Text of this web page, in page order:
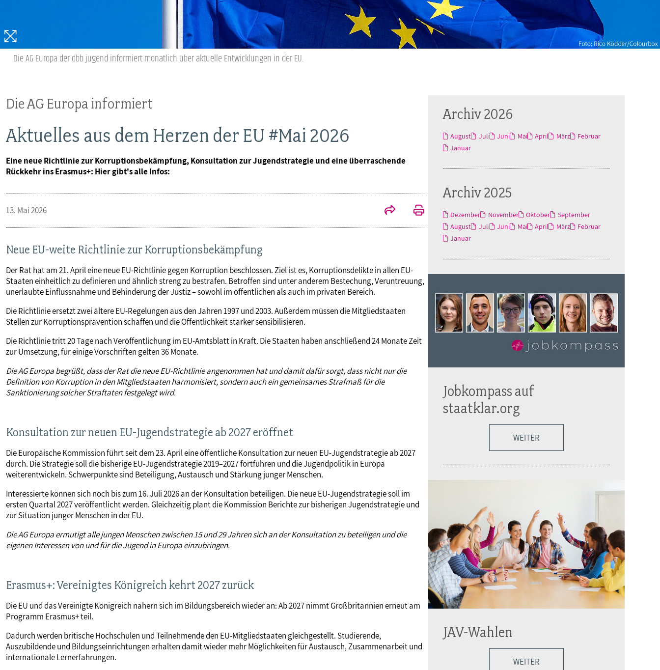
Landesjugendbünde
Ideencampus
Parlamentarisches Sommerfest
MITGLIEDSCHAFT & SERVICE
Akademie
Verlag
Die AG Europa der dbb jugend informiert monatlich über aktuelle Entwicklungen in der EU.
Die AG Europa informiert
Aktuelles aus dem Herzen der EU #Mai 2026
Eine neue Richtlinie zur Korruptionsbekämpfung, Konsultation zur Jugendstrategie und eine überraschende
Rückkehr ins Erasmus+: Hier gibt's alle Infos:
13. Mai 2026
Neue EU-weite Richtlinie zur Korruptionsbekämpfung
Der Rat hat am 21. April eine neue EU-Richtlinie gegen Korruption beschlossen. Ziel ist es, Korruptionsdelikte in allen EU-
Staaten einheitlich zu definieren und ähnlich streng zu bestrafen. Betroffen sind unter anderem Bestechung, Veruntreuung,
unerlaubte Einflussnahme und Behinderung der Justiz – sowohl im öffentlichen als auch im privaten Bereich.
Die Richtlinie ersetzt zwei ältere EU-Regelungen aus den Jahren 1997 und 2003. Außerdem müssen die Mitgliedstaaten
Stellen zur Korruptionsprävention schaffen und die Öffentlichkeit stärker sensibilisieren.
Die Richtlinie tritt 20 Tage nach Veröffentlichung im EU-Amtsblatt in Kraft. Die Staaten haben anschließend 24 Monate Zeit
zur Umsetzung, für einige Vorschriften gelten 36 Monate.
Die AG Europa begrüßt, dass der Rat die neue EU-Richtlinie angenommen hat und damit dafür sorgt, dass nicht nur die
Definition von Korruption in den Mitgliedstaaten harmonisiert, sondern auch ein gemeinsames Strafmaß für die
Sanktionierung solcher Straftaten festgelegt wird.
Konsultation zur neuen EU-Jugendstrategie ab 2027 eröffnet
Die Europäische Kommission führt seit dem 23. April eine öffentliche Konsultation zur neuen EU-Jugendstrategie ab 2027
durch. Die Strategie soll die bisherige EU-Jugendstrategie 2019–2027 fortführen und die Jugendpolitik in Europa
weiterentwickeln. Schwerpunkte sind Beteiligung, Austausch und Stärkung junger Menschen.
Interessierte können sich noch bis zum 16. Juli 2026 an der Konsultation beteiligen. Die neue EU-Jugendstrategie soll im
ersten Quartal 2027 veröffentlicht werden. Gleichzeitig plant die Kommission Berichte zur bisherigen Jugendstrategie und
zur Situation junger Menschen in der EU.
Die AG Europa ermutigt alle jungen Menschen zwischen 15 und 29 Jahren sich an der Konsultation zu beteiligen und die
eigenen Interessen von und für die Jugend in Europa einzubringen.
Erasmus+: Vereinigtes Königreich kehrt 2027 zurück
Die EU und das Vereinigte Königreich nähern sich im Bildungsbereich wieder an: Ab 2027 nimmt Großbritannien erneut am
Programm Erasmus+ teil.
Dadurch werden britische Hochschulen und Teilnehmende den EU-Mitgliedstaaten gleichgestellt. Studierende,
Auszubildende und Bildungseinrichtungen erhalten damit wieder mehr Möglichkeiten für Austausch, Zusammenarbeit und
internationale Lernerfahrungen.
Archiv 2026
August Juli Juni Mai April März
Februar
Januar
Archiv 2025
Dezember November Oktober
September
August
Juli Juni Mai April März
Februar
Januar
Jobkompass auf
staatklar.org
WEITER
JAV-Wahlen
WEITER